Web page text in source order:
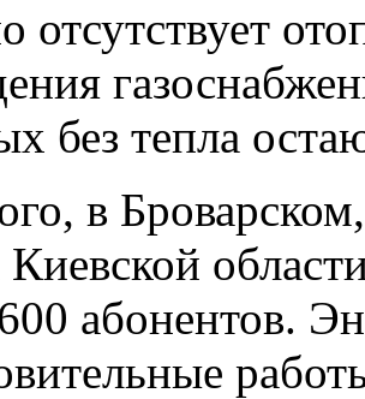
отсутствует
без тепла
в
абонентов.